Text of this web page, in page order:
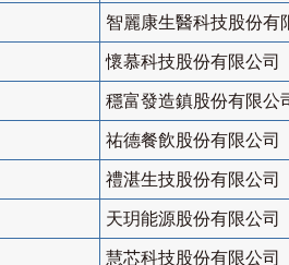
智麗康生醫科技股份有
懷慕科技股份有限公司
穩富發造鎮股份有限公
祐德餐飲股份有限公司
禮湛生技股份有限公司
天玥能源股份有限公司
慧芯科技股份有限公司